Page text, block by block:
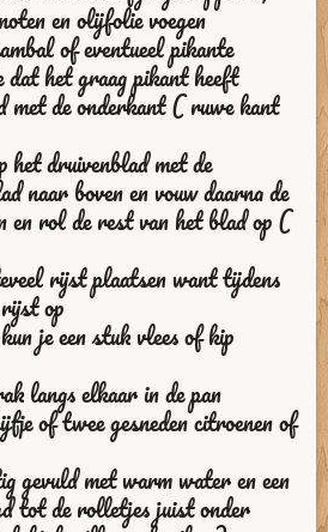
en olijfolie voegen
of eventueel pikante
dat het graag pikant heeft
met de onderkant ( ruwe kant
het druivenblad met de
naar boven en vouw daarna de
en rol de rest van het blad op (
rijst plaatsen want tijdens
op
je een stuk vlees of kip
langs elkaar in de pan
of twee gesneden citroenen of
gevuld met warm water en een
tot de rolletjes juist onder